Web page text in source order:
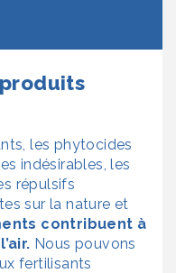
les phytocides
indésirables, les
répulsifs
sur la nature et
contribuent à
Nous pouvons
fertilisants